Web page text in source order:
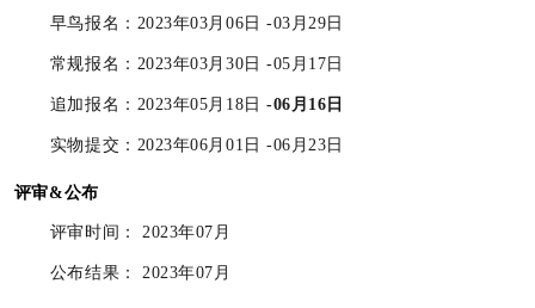
早鸟报名：2023年03月06日 -03月29日
常规报名：2023年03月30日 -05月17日
追加报名：2023年05月18日-06月16日
实物提交：2023年06月01日 -06月23日
评审&公布
评审时间： 2023年07月
公布结果： 2023年07月